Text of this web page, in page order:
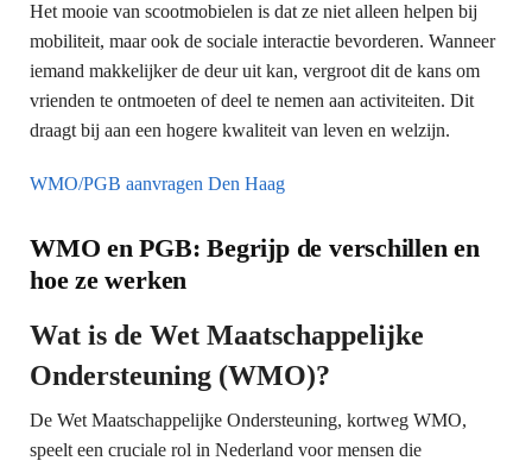
Het mooie van scootmobielen is dat ze niet alleen helpen bij
mobiliteit, maar ook de sociale interactie bevorderen. Wanneer
iemand makkelijker de deur uit kan, vergroot dit de kans om
vrienden te ontmoeten of deel te nemen aan activiteiten. Dit
draagt bij aan een hogere kwaliteit van leven en welzijn.
WMO/PGB aanvragen Den Haag
WMO en PGB: Begrijp de verschillen en
hoe ze werken
Wat is de Wet Maatschappelijke
Ondersteuning (WMO)?
De Wet Maatschappelijke Ondersteuning, kortweg WMO,
speelt een cruciale rol in Nederland voor mensen die